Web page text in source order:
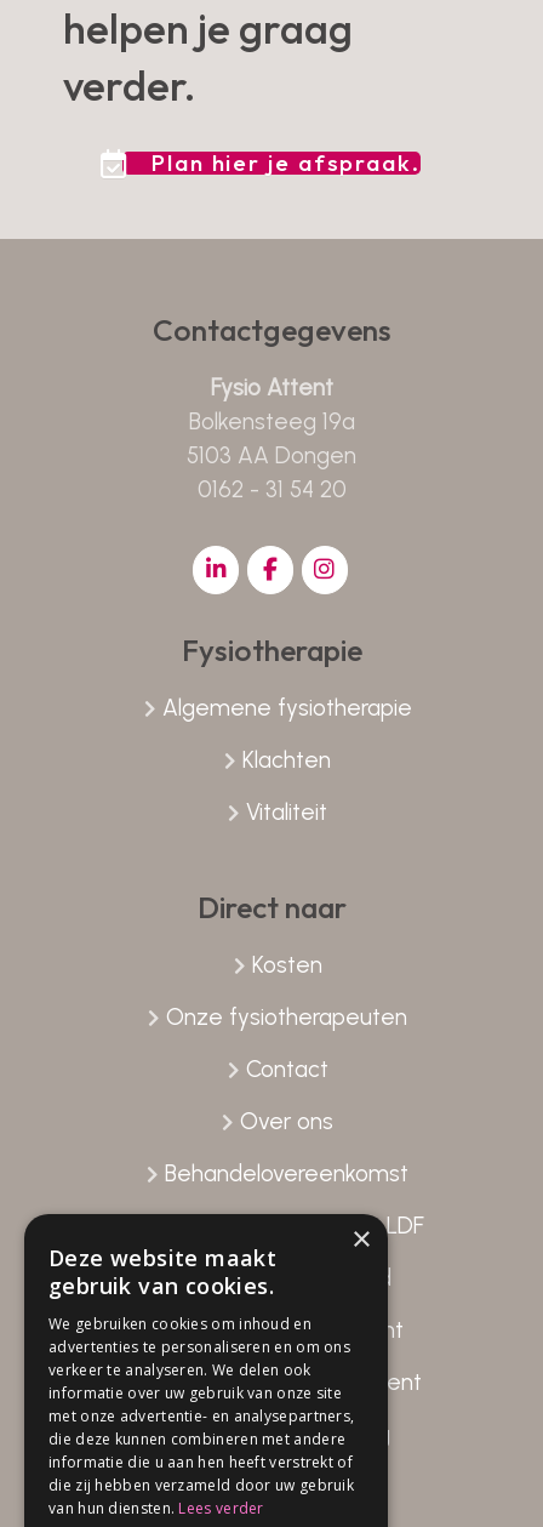
helpen je graag
verder.
Plan hier je afspraak.
Contactgegevens
Fysio Attent
Bolkensteeg 19a
5103 AA Dongen
0162 - 31 54 20
Fysiotherapie
Algemene fysiotherapie
Klachten
Vitaliteit
Direct naar
Kosten
Onze fysiotherapeuten
Contact
Over ons
Behandelovereenkomst
Gegevensverstrekking LDF
Patiënttevredenheid
Disclaimer Fysio Attent
Privacy beleid Fysio Attent
Klachten verwerking
×
Deze website maakt
gebruik van cookies.
We gebruiken cookies om inhoud en
advertenties te personaliseren en om ons
verkeer te analyseren. We delen ook
informatie over uw gebruik van onze site
met onze advertentie- en analysepartners,
die deze kunnen combineren met andere
informatie die u aan hen heeft verstrekt of
die zij hebben verzameld door uw gebruik
van hun diensten. Lees verder